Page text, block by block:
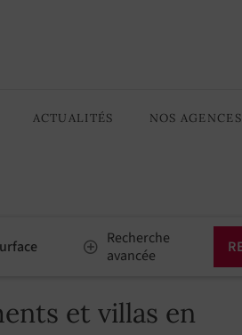
ACTUALITÉS NOS AGENCES
Recherche
avancée
et villas en